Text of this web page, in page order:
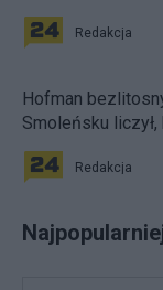
Redakcja
Hofman
Smoleńsku
Redakcja